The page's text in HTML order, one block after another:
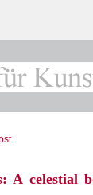
A celestial